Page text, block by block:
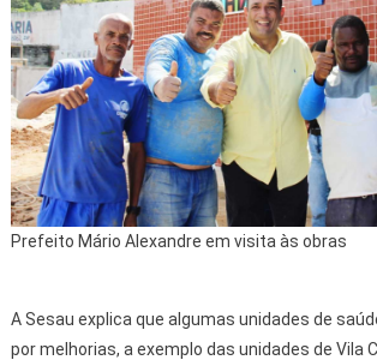
Prefeito Mário Alexandre em visita às obras
A Sesau explica que algumas unidades de
por melhorias, a exemplo das unidades de Vila